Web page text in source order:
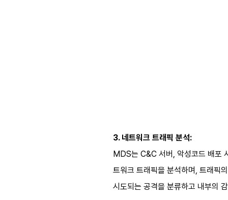
3. 네트워크 트래픽 분석:
MDS는 C&C 서버, 악성코드 배포
트워크 트래픽을 분석하며, 트래픽
시도되는 공격을 분류하고 내부의